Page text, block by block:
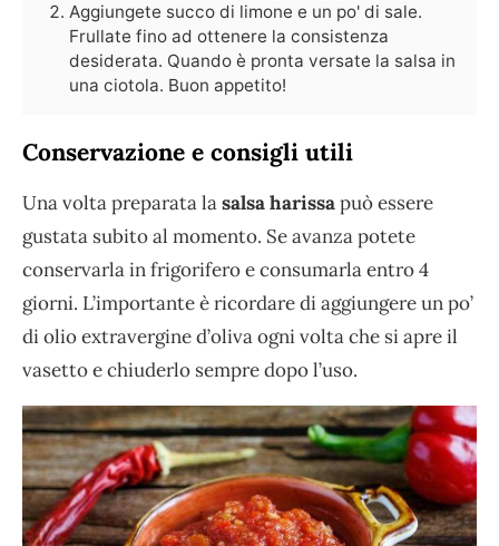
Aggiungete succo di limone e un po' di sale.
Frullate fino ad ottenere la consistenza
desiderata. Quando è pronta versate la salsa in
una ciotola. Buon appetito!
Conservazione e consigli utili
Una volta preparata lasalsa harissapuò essere
gustata subito al momento. Se avanza potete
conservarla in frigorifero e consumarla entro 4
giorni. L’importante è ricordare di aggiungere un po’
di olio extravergine d’oliva ogni volta che si apre il
vasetto e chiuderlo sempre dopo l’uso.